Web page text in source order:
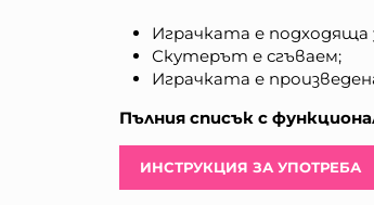
Играчката е подходяща
Скутерът е сгъваем;
Играчката е
Пълния списък с
ИНСТРУКЦИЯ ЗА УПОТРЕБА